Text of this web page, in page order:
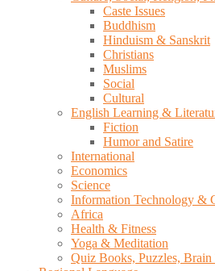
Caste Issues
Buddhism
Hinduism & Sanskrit
Christians
Muslims
Social
Cultural
English Learning &
Fiction
Humor and Satire
International
Economics
Science
Information Technology &
Africa
Health & Fitness
Yoga & Meditation
Quiz Books, Puzzles, Brain